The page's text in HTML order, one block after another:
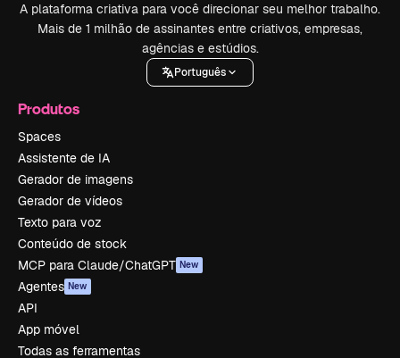
A plataforma criativa para você direcionar seu melhor trabalho.
Mais de 1 milhão de assinantes entre criativos, empresas,
agências e estúdios.
Português
Produtos
Spaces
Assistente de IA
Gerador de imagens
Gerador de vídeos
Texto para voz
Conteúdo de stock
MCP para Claude/ChatGPT New
Agentes New
API
App móvel
Todas as ferramentas